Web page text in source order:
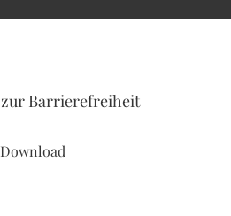
zur Barrierefreiheit
Download